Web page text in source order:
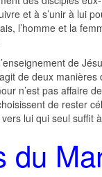
et à s’unir à lui
l’homme et la
de
de deux
n’est pas affaire
de rester
lui qui seul suffit
du